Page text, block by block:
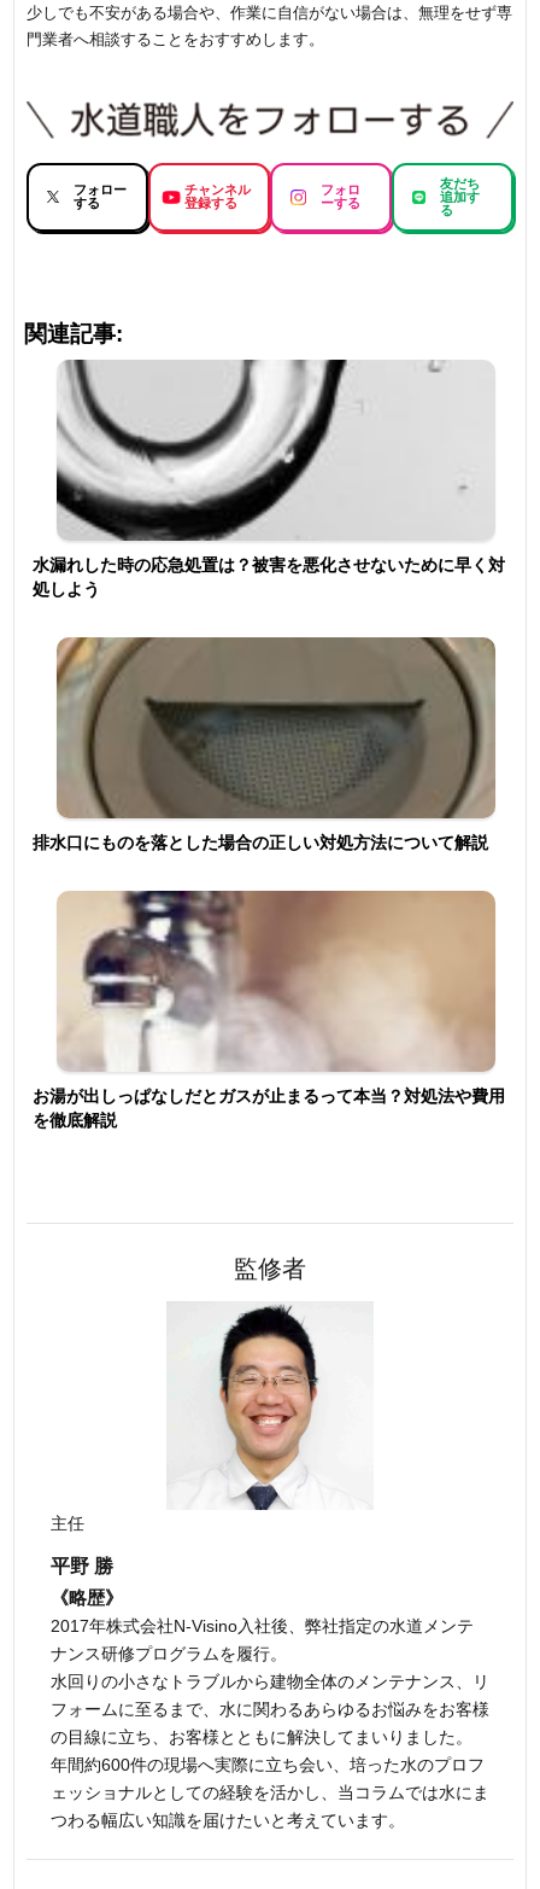
少しでも不安がある場合や、作業に自信がない場合は、無理をせず専
門業者へ相談することをおすすめします。
フォロー
する
チャンネル
登録する
フォロ
ーする
友だち
追加す
る
関連記事:
水漏れした時の応急処置は？被害を悪化させないために早く対
処しよう
排水口にものを落とした場合の正しい対処方法について解説
お湯が出しっぱなしだとガスが止まるって本当？対処法や費用
を徹底解説
監修者
主任
平野 勝
《略歴》
2017年株式会社N-Visino入社後、弊社指定の水道メンテ
ナンス研修プログラムを履行。
水回りの小さなトラブルから建物全体のメンテナンス、リ
フォームに至るまで、水に関わるあらゆるお悩みをお客様
の目線に立ち、お客様とともに解決してまいりました。
年間約600件の現場へ実際に立ち会い、培った水のプロフ
ェッショナルとしての経験を活かし、当コラムでは水にま
つわる幅広い知識を届けたいと考えています。